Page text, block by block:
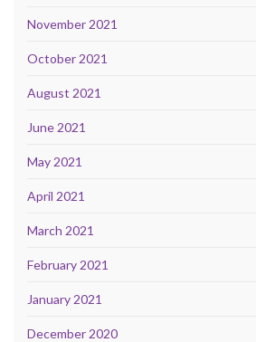
November 2021
October 2021
August 2021
June 2021
May 2021
April 2021
March 2021
February 2021
January 2021
December 2020